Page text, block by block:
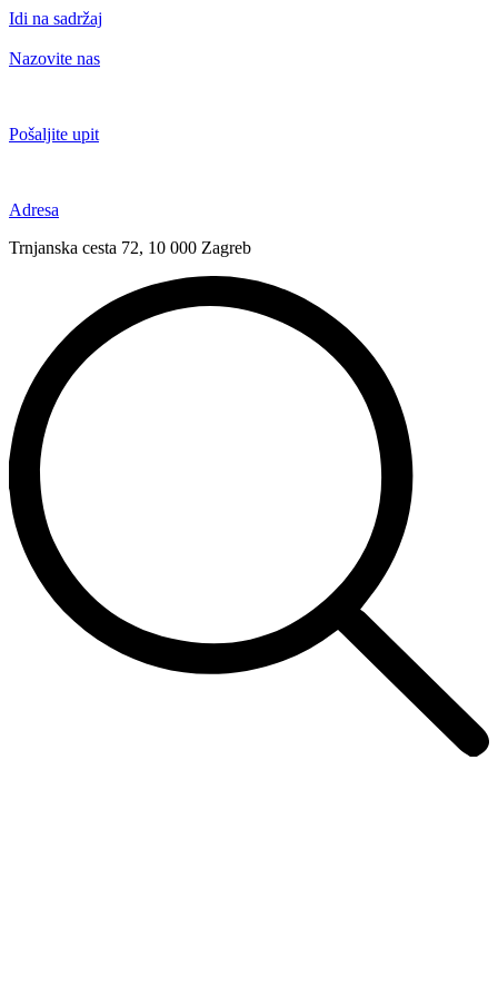
Idi na sadržaj
Nazovite nas
Pošaljite upit
Adresa
Trnjanska cesta 72, 10 000 Zagreb